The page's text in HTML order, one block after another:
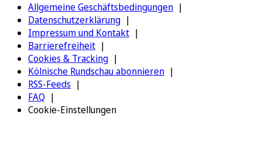
Allgemeine Geschäftsbedingungen
Datenschutzerklärung
Impressum und Kontakt
Barrierefreiheit
Cookies & Tracking
Kölnische Rundschau abonnieren
RSS-Feeds
FAQ
Cookie-Einstellungen